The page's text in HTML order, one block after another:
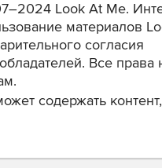
Look At Me.
материалов
согласия
Все права
содержать